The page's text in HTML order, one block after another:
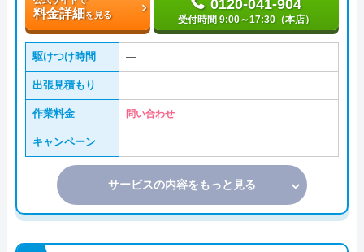
料金詳細を見る
0120-041-904
受付時間 9:00～17:30（本店）
駆けつけ時間 ―
出張見積もり
作業料金 問い合わせ
キャンペーン
サービスの内容をもっと見る